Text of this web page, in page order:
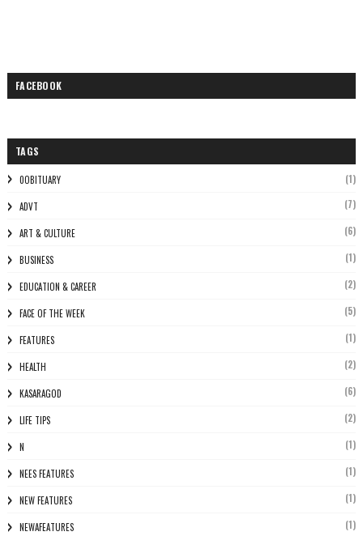
FACEBOOK
TAGS
0OBITUARY (1)
ADVT (7)
ART & CULTURE (6)
BUSINESS (1)
EDUCATION & CAREER (2)
FACE OF THE WEEK (5)
FEATURES (1)
HEALTH (2)
KASARAGOD (6)
LIFE TIPS (2)
N (1)
NEES FEATURES (1)
NEW FEATURES (1)
NEWAFEATURES (1)